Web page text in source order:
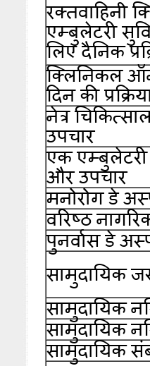
रक्तवाहिनी
एम्बुलेटरी
लिए दैनिक
क्लिनिकल
दिन की
नेत्र
उपचार
एक एम्बुलेटरी
और उपचार
मनोरोग डे
वरिष्ठ
पुनर्वास डे
सामुदायिक
सामुदायिक
सामुदायिक
सामुदायिक